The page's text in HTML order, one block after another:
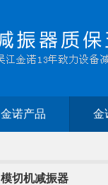
金诺产品 金
模切机减振器